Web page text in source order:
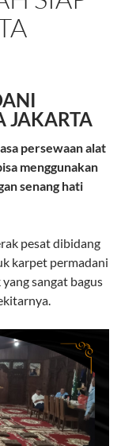
JAKARTA
persewaan alat
menggunakan
senang hati
pesat dibidang
karpet permadani
sangat bagus